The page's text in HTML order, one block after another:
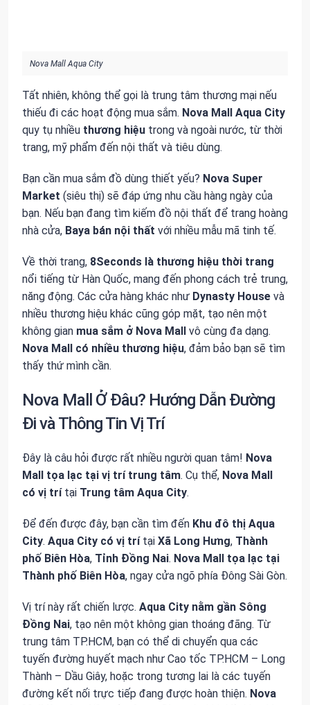
Nova Mall Aqua City
Tất nhiên, không thể gọi là trung tâm thương mại nếu
thiếu đi các hoạt động mua sắm. Nova Mall Aqua City
quy tụ nhiều thương hiệu trong và ngoài nước, từ thời
trang, mỹ phẩm đến nội thất và tiêu dùng.
Bạn cần mua sắm đồ dùng thiết yếu? Nova Super
Market (siêu thị) sẽ đáp ứng nhu cầu hàng ngày của
bạn. Nếu bạn đang tìm kiếm đồ nội thất để trang hoàng
nhà cửa, Baya bán nội thất với nhiều mẫu mã tinh tế.
Về thời trang, 8Seconds là thương hiệu thời trang
nổi tiếng từ Hàn Quốc, mang đến phong cách trẻ trung,
năng động. Các cửa hàng khác như Dynasty House và
nhiều thương hiệu khác cũng góp mặt, tạo nên một
không gian mua sắm ở Nova Mall vô cùng đa dạng.
Nova Mall có nhiều thương hiệu, đảm bảo bạn sẽ tìm
thấy thứ mình cần.
Nova Mall Ở Đâu? Hướng Dẫn Đường
Đi và Thông Tin Vị Trí
Đây là câu hỏi được rất nhiều người quan tâm! Nova
Mall tọa lạc tại vị trí trung tâm. Cụ thể, Nova Mall
có vị trítại Trung tâm Aqua City.
Để đến được đây, bạn cần tìm đến Khu đô thị Aqua
City. Aqua City có vị trítại Xã Long Hưng, Thành
phố Biên Hòa, Tỉnh Đồng Nai. Nova Mall tọa lạc tại
Thành phố Biên Hòa, ngay cửa ngõ phía Đông Sài Gòn.
Vị trí này rất chiến lược. Aqua City nằm gần Sông
Đồng Nai, tạo nên một không gian thoáng đãng. Từ
trung tâm TP.HCM, bạn có thể di chuyển qua các
tuyến đường huyết mạch như Cao tốc TP.HCM – Long
Thành – Dầu Giây, hoặc trong tương lai là các tuyến
đường kết nối trực tiếp đang được hoàn thiện. Nova